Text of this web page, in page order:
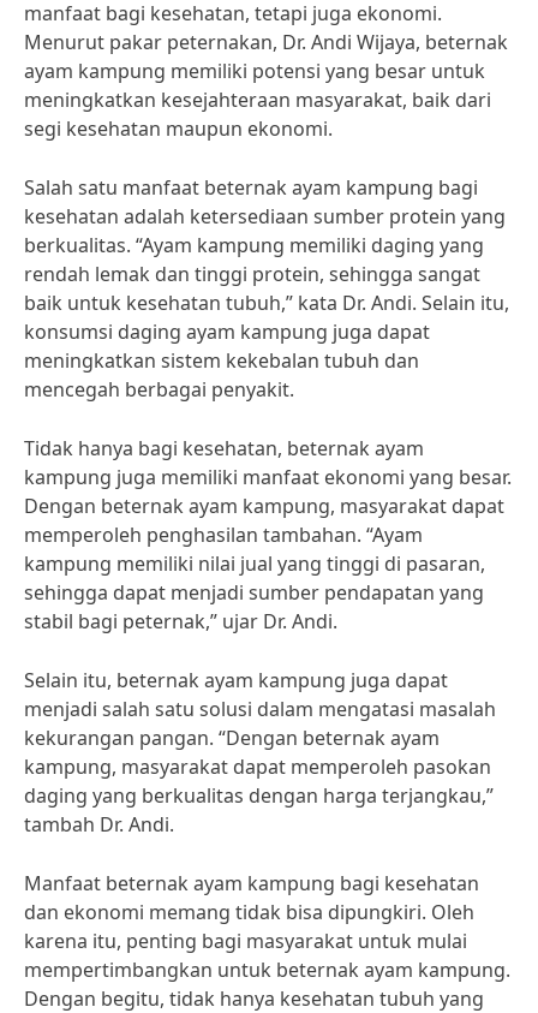
manfaat bagi kesehatan, tetapi juga ekonomi.
Menurut pakar peternakan, Dr. Andi Wijaya, beternak
ayam kampung memiliki potensi yang besar untuk
meningkatkan kesejahteraan masyarakat, baik dari
segi kesehatan maupun ekonomi.
Salah satu manfaat beternak ayam kampung bagi
kesehatan adalah ketersediaan sumber protein yang
berkualitas. “Ayam kampung memiliki daging yang
rendah lemak dan tinggi protein, sehingga sangat
baik untuk kesehatan tubuh,” kata Dr. Andi. Selain itu,
konsumsi daging ayam kampung juga dapat
meningkatkan sistem kekebalan tubuh dan
mencegah berbagai penyakit.
Tidak hanya bagi kesehatan, beternak ayam
kampung juga memiliki manfaat ekonomi yang besar.
Dengan beternak ayam kampung, masyarakat dapat
memperoleh penghasilan tambahan. “Ayam
kampung memiliki nilai jual yang tinggi di pasaran,
sehingga dapat menjadi sumber pendapatan yang
stabil bagi peternak,” ujar Dr. Andi.
Selain itu, beternak ayam kampung juga dapat
menjadi salah satu solusi dalam mengatasi masalah
kekurangan pangan. “Dengan beternak ayam
kampung, masyarakat dapat memperoleh pasokan
daging yang berkualitas dengan harga terjangkau,”
tambah Dr. Andi.
Manfaat beternak ayam kampung bagi kesehatan
dan ekonomi memang tidak bisa dipungkiri. Oleh
karena itu, penting bagi masyarakat untuk mulai
mempertimbangkan untuk beternak ayam kampung.
Dengan begitu, tidak hanya kesehatan tubuh yang